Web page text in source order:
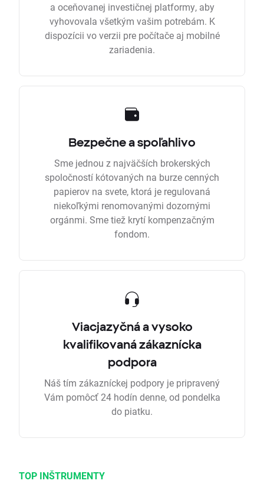
a oceňovanej investičnej platformy, aby
vyhovovala všetkým vašim potrebám. K
dispozícii vo verzii pre počítače aj mobilné
zariadenia.
Bezpečne a spoľahlivo
Sme jednou z najväčších brokerských
spoločností kótovaných na burze cenných
papierov na svete, ktorá je regulovaná
niekoľkými renomovanými dozornými
orgánmi. Sme tiež krytí kompenzačným
fondom.
Viacjazyčná a vysoko
kvalifikovaná zákaznícka
podpora
Náš tím zákazníckej podpory je pripravený
Vám pomôcť 24 hodín denne, od pondelka
do piatku.
TOP INŠTRUMENTY